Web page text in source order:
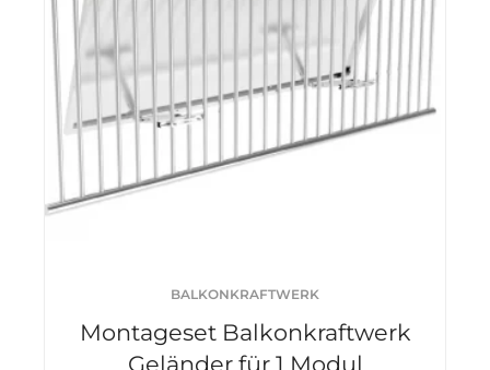
BALKONKRAFTWERK
Montageset Balkonkraftwerk
Geländer für 1 Modul